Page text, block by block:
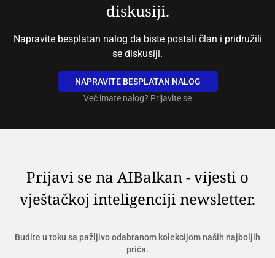
diskusiji.
Napravite besplatan nalog da biste postali član i pridružili
se diskusiji.
NAPRAVITE BESPLATAN NALOG
Već imate nalog? Prijavite se
Prijavi se na AIBalkan - vijesti o
vještačkoj inteligenciji newsletter.
Budite u toku sa pažljivo odabranom kolekcijom naših najboljih
priča.